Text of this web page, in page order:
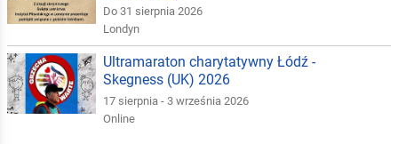
Do 31 sierpnia 2026
Londyn
Ultramaraton charytatywny Łódź -
Skegness (UK) 2026
17 sierpnia - 3 września 2026
Online